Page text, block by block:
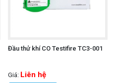
Đầu thử khí CO Testifire TC3-001
Giá: Liên hệ